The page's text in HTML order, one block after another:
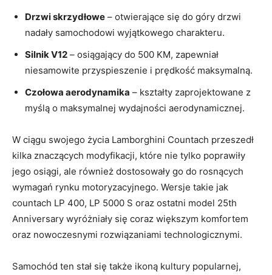
Drzwi skrzydłowe – otwierające się do góry drzwi
nadały samochodowi wyjątkowego charakteru.
Silnik V12 – osiągający do 500 KM, zapewniał
niesamowite przyspieszenie i prędkość maksymalną.
Czołowa aerodynamika – kształty zaprojektowane z
myślą o maksymalnej wydajności aerodynamicznej.
W ciągu swojego życia Lamborghini Countach przeszedł
kilka znaczących modyfikacji, które nie tylko poprawiły
jego osiągi, ale również dostosowały go do rosnących
wymagań rynku motoryzacyjnego. Wersje takie jak
countach LP 400, LP 5000 S oraz ostatni model 25th
Anniversary wyróżniały się coraz większym komfortem
oraz nowoczesnymi rozwiązaniami technologicznymi.
Samochód ten stał się także ikoną kultury popularnej,